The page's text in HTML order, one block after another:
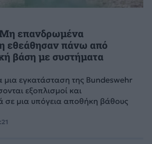
Μη επανδρωμένα
εθεάθησαν πάνω από
βάση με συστήματα
μια εγκατάσταση της Bundeswehr
εξοπλισμοί και
σε μια υπόγεια αποθήκη βάθους